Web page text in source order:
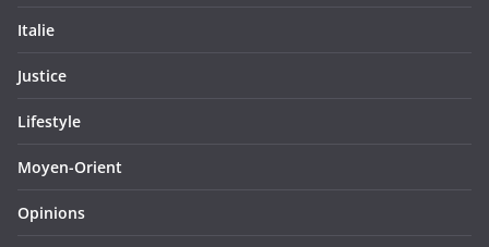
Italie
Justice
Lifestyle
Moyen-Orient
Opinions